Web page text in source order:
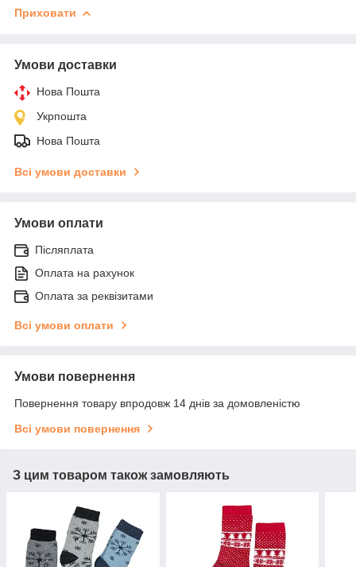
Приховати
Умови доставки
Нова Пошта
Укрпошта
Нова Пошта
Всі умови доставки
Умови оплати
Післяплата
Оплата на рахунок
Оплата за реквізитами
Всі умови оплати
Умови повернення
Повернення товару впродовж 14 днів за домовленістю
Всі умови повернення
З цим товаром також замовляють